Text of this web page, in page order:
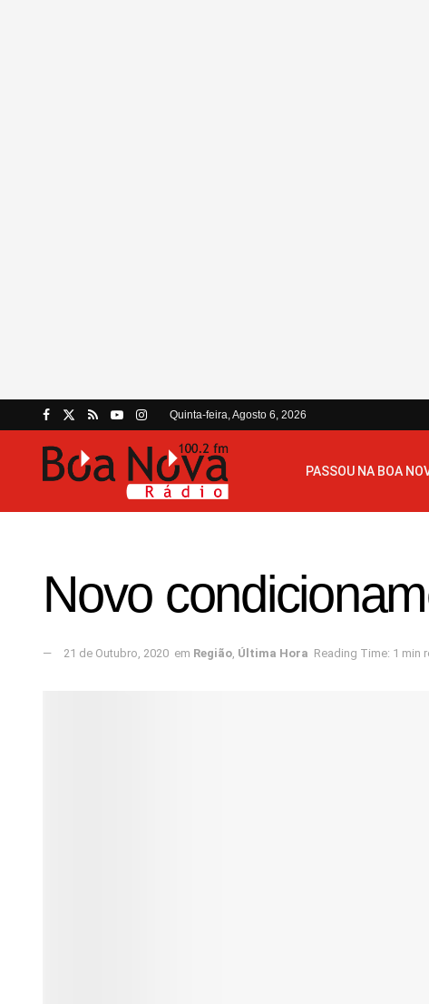
Quinta-feira, Agosto 6, 2026
PASSOU NA BOA
Novo
21 de Outubro, 2020 em Região, Última Hora Reading Time: 1 min